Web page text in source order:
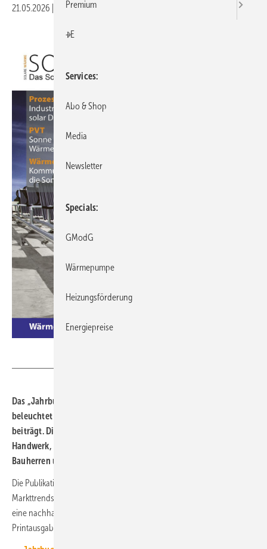
21.05.2026 Druckvorschau
Das „Jahrbuch Solare Wärme
beleuchtet auf 116
beiträgt. Die Publikation richtet sich an Fachleute aus Planung,
Handwerk, Energieversorgung, Industrie und Politik sowie an
Bauherren und Betreiber.
Die Publikation stellt aktuelle Technologien, Anwendungen und
Markttrends vor und unterstreicht die Bedeutung der Solarthermie für
eine nachhaltige Wärmeversorgung. Das Jahrbuch ist als
Printausgabe oder PDF erhältlich.
Premium
+E
Services
Abo & Shop
Media
Newsletter
Specials
GModG
Wärmepumpe
Heizungsförderung
Energiepreise